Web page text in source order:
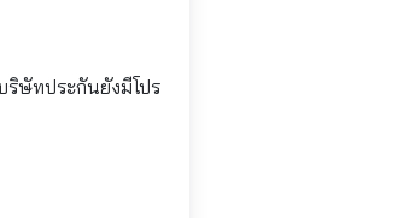
ริษัทประกันยังมีโปร